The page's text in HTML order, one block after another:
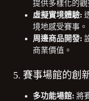
提供多樣化的觀
虛擬實境體驗:
境地感受賽事。
周邊商品開發:
商業價值。
5. 賽事場館的創
多功能場館: 將